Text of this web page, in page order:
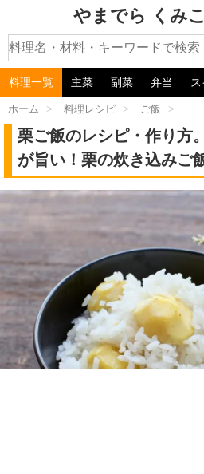
やまでら くみ
料理一覧 主菜 副菜 弁当
ホーム > 料理レシピ > ご飯 >
栗ご飯のレシピ・作り方
が旨い！栗の炊き込みご飯